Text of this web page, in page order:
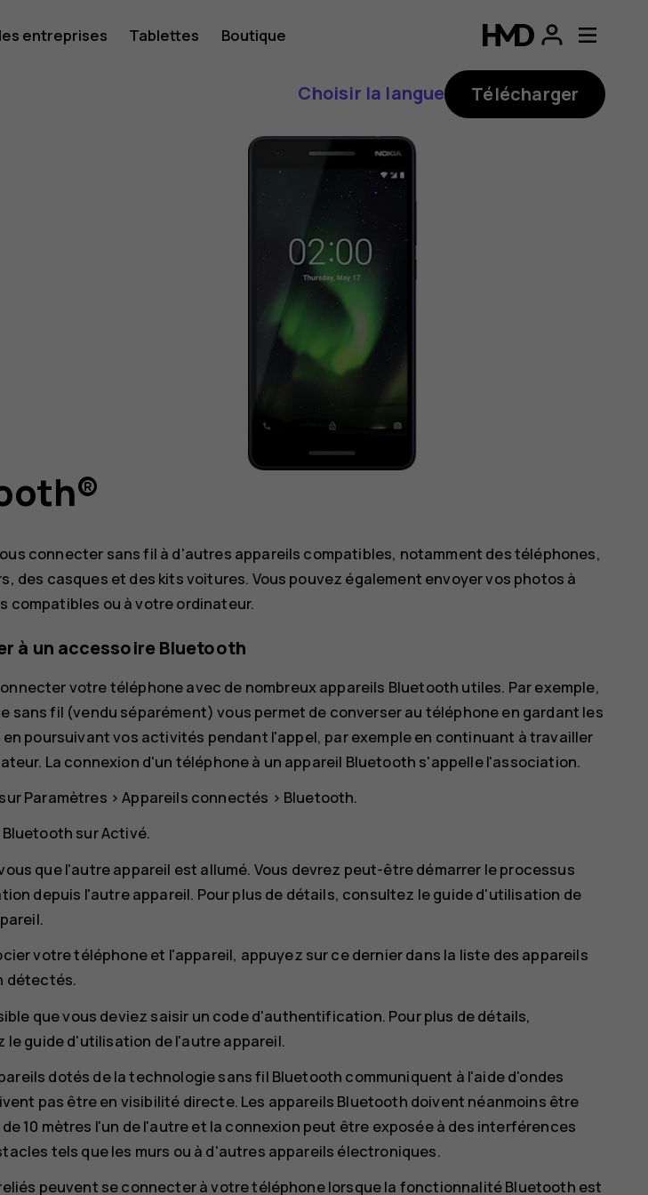
entreprises Tablettes Boutique
Choisir la langue Télécharger
connecter sans fil à d'autres appareils compatibles, notamment des téléphones,
des casques et des kits voitures. Vous pouvez également envoyer vos photos à
compatibles ou à votre ordinateur.
à un accessoire Bluetooth
votre téléphone avec de nombreux appareils Bluetooth utiles. Par exemple,
sans fil (vendu séparément) vous permet de converser au téléphone en gardant les
en poursuivant vos activités pendant l'appel, par exemple en continuant à travailler
La connexion d'un téléphone à un appareil Bluetooth s'appelle l'association.
Paramètres >Appareils connectés > Bluetooth.
Bluetooth surActivé.
que l'autre appareil est allumé. Vous devrez peut-être démarrer le processus
depuis l'autre appareil. Pour plus de détails, consultez le guide d'utilisation de
votre téléphone et l'appareil, appuyez sur ce dernier dans la liste des appareils
détectés.
que vous deviez saisir un code d'authentification. Pour plus de détails,
le guide d'utilisation de l'autre appareil.
dotés de la technologie sans fil Bluetooth communiquent à l'aide d'ondes
pas être en visibilité directe. Les appareils Bluetooth doivent néanmoins être
10 mètres l'un de l'autre et la connexion peut être exposée à des interférences
tels que les murs ou à d'autres appareils électroniques.
peuvent se connecter à votre téléphone lorsque la fonctionnalité Bluetooth est